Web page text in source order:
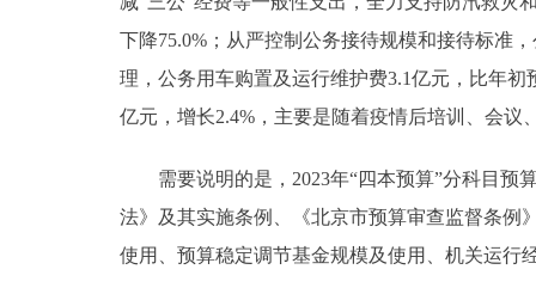
下降75.0%；从严控制公务接待规模和接待标准
理，公务用车购置及运行维护费3.1亿元，比年
亿元，增长2.4%，主要是随着疫情后培训、会
需要说明的是，2023年“四本预算”分科目预
法》及其实施条例、《北京市预算审查监督条例
使用、预算稳定调节基金规模及使用、机关运行